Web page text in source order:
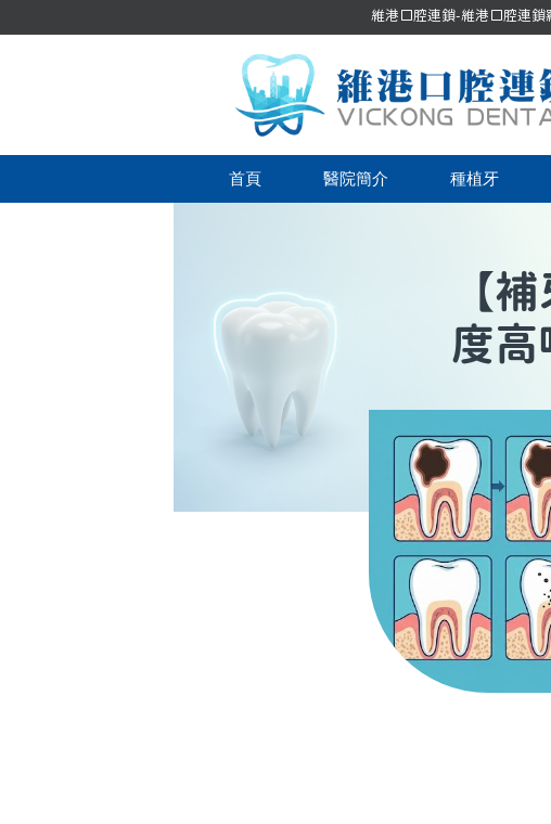
維港口腔連鎖-維港口腔連
首頁 醫院簡介 種植牙
【補
度高